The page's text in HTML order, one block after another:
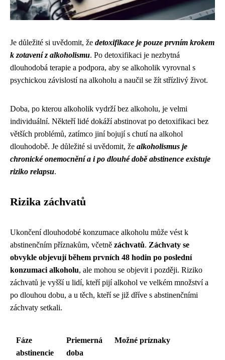
Je důležité si uvědomit, že detoxifikace je pouze prvním krokem
k zotavení z alkoholismu. Po detoxifikaci je nezbytná
dlouhodobá terapie a podpora, aby se alkoholik vyrovnal s
psychickou závislostí na alkoholu a naučil se žít střízlivý život.
Doba, po kterou alkoholik vydrží bez alkoholu, je velmi
individuální. Někteří lidé dokáží abstinovat po detoxifikaci bez
větších problémů, zatímco jiní bojují s chutí na alkohol
dlouhodobě. Je důležité si uvědomit, že alkoholismus je
chronické onemocnění a i po dlouhé době abstinence existuje
riziko relapsu.
Rizika záchvatů
Ukončení dlouhodobé konzumace alkoholu může vést k
abstinenčním příznakům, včetně záchvatů. Záchvaty se
obvykle objevují během prvních 48 hodin po poslední
konzumaci alkoholu, ale mohou se objevit i později. Riziko
záchvatů je vyšší u lidí, kteří pijí alkohol ve velkém množství a
po dlouhou dobu, a u těch, kteří se již dříve s abstinenčními
záchvaty setkali.
Fáze
abstinencie
Priemerná
doba
Možné príznaky